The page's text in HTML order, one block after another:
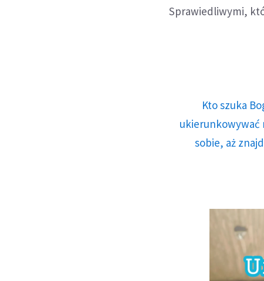
Sprawiedliwymi,
Kto szuka
ukierunkowywać
sobie, aż